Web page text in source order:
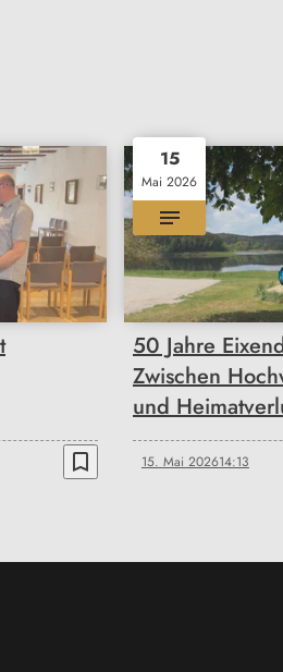
bookmark_border
15
Mai 2026
50 Jahre
Zwischen
und
15. Mai 202614:13